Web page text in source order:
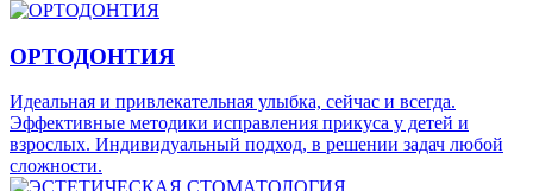
ОРТОДОНТИЯ
Идеальная и привлекательная улыбка, сейчас и всегда.
Эффективные методики исправления прикуса у детей и
взрослых. Индивидуальный подход, в решении задач любой
сложности.